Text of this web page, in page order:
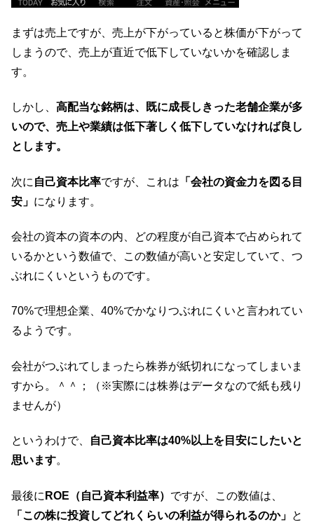
まずは売上ですが、売上が下がっていると株価が下がって
しまうので、売上が直近で低下していないかを確認しま
す。
しかし、 高配当な銘柄は、既に成長しきった老舗企業が多
いので、売上や業績は低下著しく低下していなければ良し
とします。
次に 自己資本比率ですが、これは 「会社の資金力を図る目
安」 になります。
会社の資本の資本の内、どの程度が自己資本で占められて
いるかという数値で、この数値が高いと安定していて、つ
ぶれにくいというものです。
70%で理想企業、40%でかなりつぶれにくいと言われてい
るようです。
会社がつぶれてしまったら株券が紙切れになってしまいま
すから。＾＾；（※実際には株券はデータなので紙も残り
ませんが）
というわけで、
自己資本比率は40%以上を目安にしたいと
思います。
最後に ROE（自己資本利益率） ですが、この数値は、
「この株に投資してどれくらいの利益が得られるのか」 と